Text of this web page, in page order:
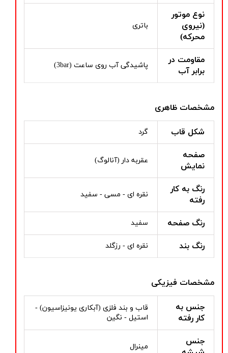
نوع موتور
(نیروی
محرکه)
باتری
مقاومت در
برابر آب
پاشیدگی آب روی ساعت (3bar)
مشخصات ظاهری
شکل قاب گرد
صفحه
نمایش
عقربه دار (آنالوگ)
رنگ به کار
رفته
نقره ای - مسی - سفید
رنگ صفحه سفید
رنگ بند نقره ای - رزگلد
مشخصات فیزیکی
جنس به
کار رفته
قاب و بند فلزی (آبکاری یونیزاسیون) -
استیل - نگین
جنس
مینرال